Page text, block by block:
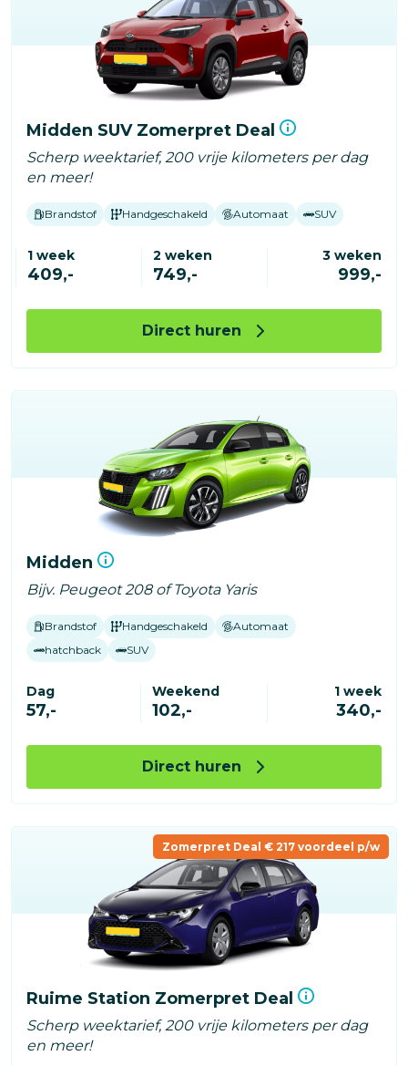
Midden SUV Zomerpret Deal
Scherp weektarief, 200 vrije kilometers per dag
en meer!
Brandstof Handgeschakeld Automaat SUV
1 week
409,-
2 weken
749,-
3 weken
999,-
Direct huren
Midden
Bijv. Peugeot 208 of Toyota Yaris
Brandstof Handgeschakeld
Automaat
hatchback
SUV
Dag
57,-
Weekend
102,-
1 week
340,-
Direct huren
Zomerpret Deal € 217 voordeel p/w
Ruime Station Zomerpret Deal
Scherp weektarief, 200 vrije kilometers per dag
en meer!